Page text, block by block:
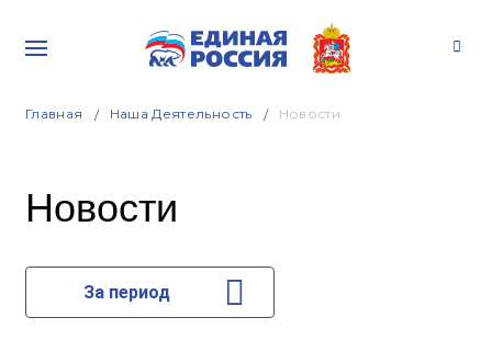
Главная Наша Деятельность Новости
Новости
За период